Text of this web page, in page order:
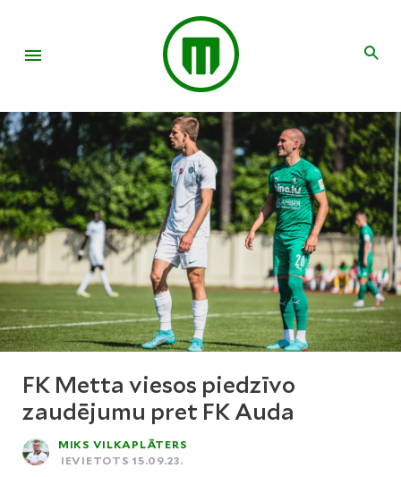
FK Metta viesos piedzīvo
zaudējumu pret FK Auda
MIKS VILKAPLĀTERS
IEVIETOTS 15.09.23.